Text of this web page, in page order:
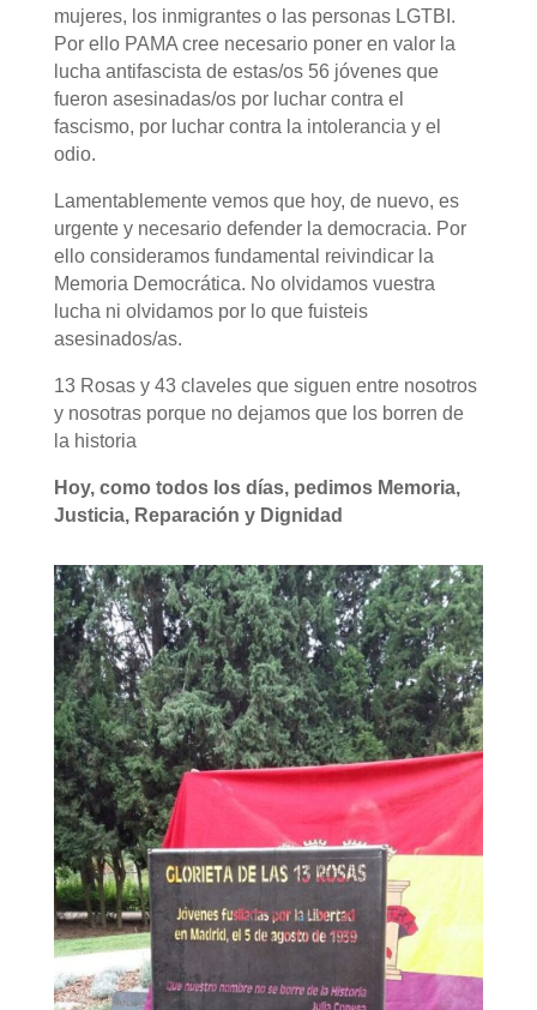
mujeres, los inmigrantes o las personas LGTBI.
Por ello PAMA cree necesario poner en valor la
lucha antifascista de estas/os 56 jóvenes que
fueron asesinadas/os por luchar contra el
fascismo, por luchar contra la intolerancia y el
odio.
Lamentablemente vemos que hoy, de nuevo, es
urgente y necesario defender la democracia. Por
ello consideramos fundamental reivindicar la
Memoria Democrática. No olvidamos vuestra
lucha ni olvidamos por lo que fuisteis
asesinados/as.
13 Rosas y 43 claveles que siguen entre nosotros
y nosotras porque no dejamos que los borren de
la historia
Hoy, como todos los días, pedimos Memoria,
Justicia, Reparación y Dignidad